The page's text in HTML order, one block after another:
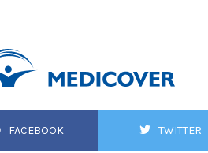
FACEBOOK TWITTER